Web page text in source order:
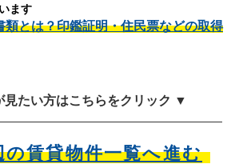
ます
類とは？印鑑証明・住民票などの取得
たい方はこちらをクリック ▼
の賃貸物件一覧へ進む